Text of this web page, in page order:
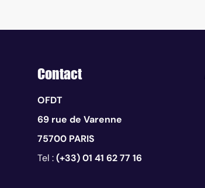
Contact
OFDT
69 rue de Varenne
75700 PARIS
Tel :(+33) 01 41 62 77 16